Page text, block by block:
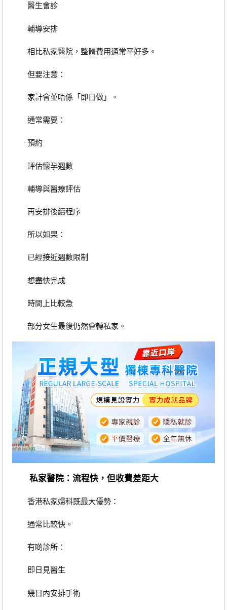
醫生會診
輔導安排
相比私家醫院，整體費用通常平好多。
但要注意：
家計會並唔係「即日做」。
通常需要：
預約
評估懷孕週數
輔導與醫療評估
再安排後續程序
所以如果：
已經接近週數限制
想盡快完成
時間上比較急
部分女生最後仍然會轉私家。
私家醫院：流程快，但收費差距大
香港私家婦科既最大優勢：
通常比較快。
有啲診所：
即日見醫生
幾日內安排手術